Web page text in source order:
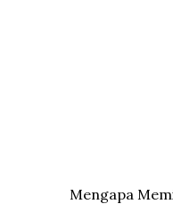
Mengapa